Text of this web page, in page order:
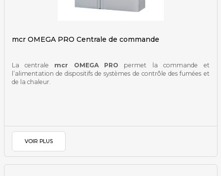
mcr OMEGA PRO Centrale de commande
La centrale mcr OMEGA PRO permet la commande et
l’alimentation de dispositifs de systèmes de contrôle des fumées et
de la chaleur.
VOIR PLUS